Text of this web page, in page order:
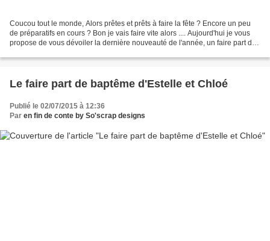
Coucou tout le monde, Alors prêtes et prêts à faire la fête ? Encore un peu
de préparatifs en cours ? Bon je vais faire vite alors .... Aujourd'hui je vous
propose de vous dévoiler la dernière nouveauté de l'année, un faire part de
Le faire part de baptême d'Estelle et Chloé
Publié le 02/07/2015 à 12:36
Par en fin de conte by So'scrap designs